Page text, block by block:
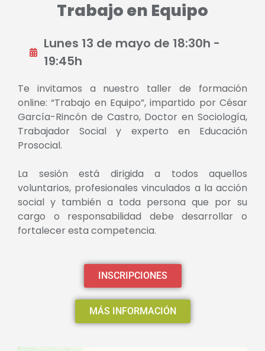
Trabajo en Equipo
Lunes 13 de mayo de 18:30h -
19:45h
Te invitamos a nuestro taller de formación
online: “Trabajo en Equipo”, impartido por César
García-Rincón de Castro, Doctor en Sociología,
Trabajador Social y experto en Educación
Prosocial.
La sesión está dirigida a todos aquellos
voluntarios, profesionales vinculados a la acción
social y también a toda persona que por su
cargo o responsabilidad debe desarrollar o
fortalecer esta competencia.
INSCRIPCIONES
MÁS INFORMACIÓN